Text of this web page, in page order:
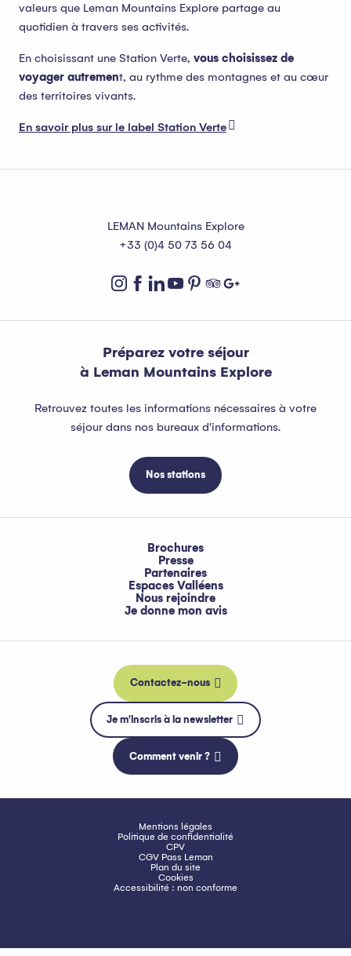
valeurs que Leman Mountains Explore partage au
quotidien à travers ses activités.
En choisissant une Station Verte, vous choisissez de
voyager autrement, au rythme des montagnes et au cœur
des territoires vivants.
En savoir plus sur le label Station Verte
LEMAN Mountains Explore
+33 (0)4 50 73 56 04
Préparez votre séjour
à Leman Mountains Explore
Retrouvez toutes les informations nécessaires à votre
séjour dans nos bureaux d'informations.
Nos stations
Brochures
Presse
Partenaires
Espaces Valléens
Nous rejoindre
Je donne mon avis
Contactez-nous
Je m'inscris à la newsletter
Comment venir ?
Mentions légales
Politique de confidentialité
CPV
CGV Pass Leman
Plan du site
Cookies
Accessibilité : non conforme